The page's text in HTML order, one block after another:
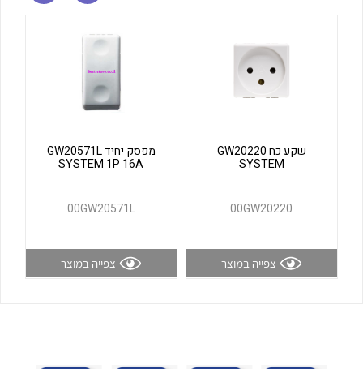
לכל מוצרי היצרן לכל מוצרי היצרן
שקע כח GW20220
SYSTEM
00GW20220
צפייה במוצר
מפסק יחיד GW20571L
SYSTEM 1P 16A
00GW20571L
צפייה במוצר